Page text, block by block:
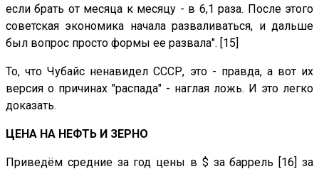
если брать от месяца к месяцу - в 6,1 раза. После этого
советская экономика начала разваливаться, и дальше
был вопрос просто формы ее развала". [15]
То, что Чубайс ненавидел СССР, это - правда, а вот их
версия о причинах "распада" - наглая ложь. И это легко
доказать.
ЦЕНА НА НЕФТЬ И ЗЕРНО
Приведём средние за год цены в $ за баррель [16] за